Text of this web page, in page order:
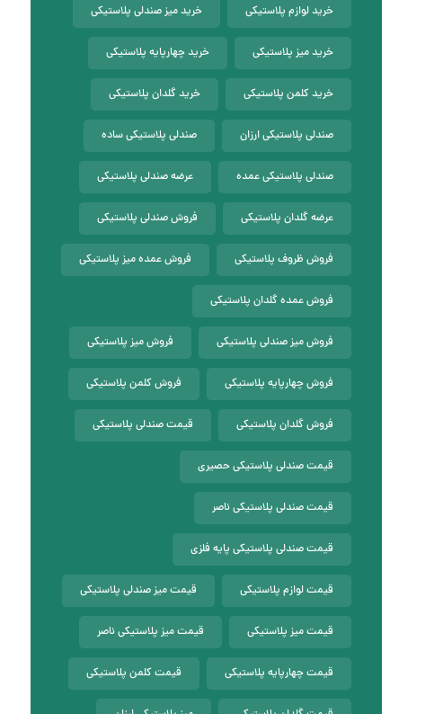
خرید لوازم پلاستیکی خرید میز صندلی پلاستیکی
خرید میز پلاستیکی خرید چهارپایه پلاستیکی
خرید کلمن پلاستیکی خرید گلدان پلاستیکی
صندلی پلاستیکی ارزان صندلی پلاستیکی ساده
صندلی پلاستیکی عمده عرضه صندلی پلاستیکی
عرضه گلدان پلاستیکی فروش صندلی پلاستیکی
فروش ظروف پلاستیکی فروش عمده میز پلاستیکی
فروش عمده گلدان پلاستیکی
فروش میز صندلی پلاستیکی فروش میز پلاستیکی
فروش چهارپایه پلاستیکی فروش کلمن پلاستیکی
فروش گلدان پلاستیکی قیمت صندلی پلاستیکی
قیمت صندلی پلاستیکی حصیری
قیمت صندلی پلاستیکی ناصر
قیمت صندلی پلاستیکی پایه فلزی
قیمت لوازم پلاستیکی قیمت میز صندلی پلاستیکی
قیمت میز پلاستیکی قیمت میز پلاستیکی ناصر
قیمت چهارپایه پلاستیکی قیمت کلمن پلاستیکی